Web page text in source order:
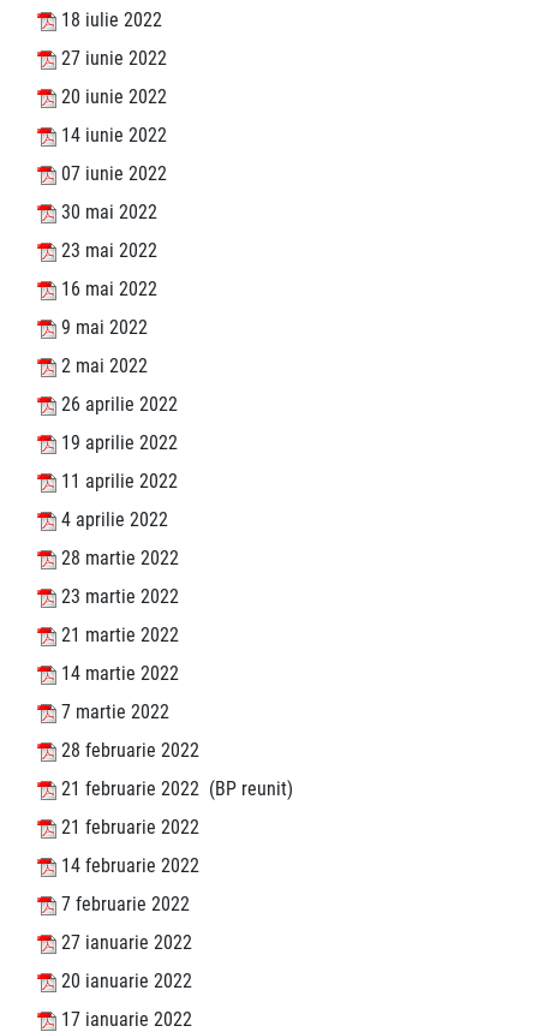
18 iulie 2022
27 iunie 2022
20 iunie 2022
14 iunie 2022
07 iunie 2022
30 mai 2022
23 mai 2022
16 mai 2022
9 mai 2022
2 mai 2022
26 aprilie 2022
19 aprilie 2022
11 aprilie 2022
4 aprilie 2022
28 martie 2022
23 martie 2022
21 martie 2022
14 martie 2022
7 martie 2022
28 februarie 2022
21 februarie 2022 (BP reunit)
21 februarie 2022
14 februarie 2022
7 februarie 2022
27 ianuarie 2022
20 ianuarie 2022
17 ianuarie 2022